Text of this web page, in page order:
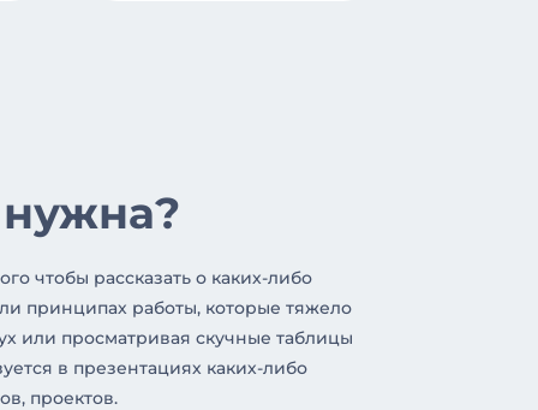
чтобы рассказать о каких-либо
принципах работы, которые тяжело
или просматривая скучные таблицы
в презентациях каких-либо
проектов.